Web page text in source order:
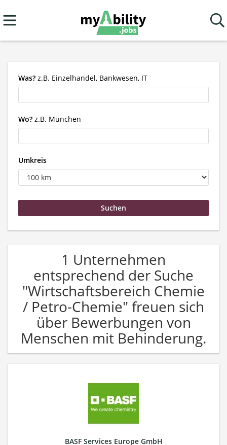
Was? z.B. Einzelhandel, Bankwesen, IT
Wo? z.B. München
Umkreis
1 Unternehmen
entsprechend der Suche
"Wirtschaftsbereich Chemie
/ Petro-Chemie" freuen sich
über Bewerbungen von
Menschen mit Behinderung.
BASF Services Europe GmbH